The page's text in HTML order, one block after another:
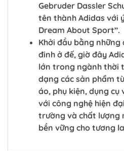
Gebruder Dassler
tên thành Adidas với
Dream About Sport”.
Khởi đầu bằng
đinh ở đế, giờ đây
lớn trong ngành thời
dạng các sản phẩm
áo, phụ kiện, dụng
với công nghệ hiện
trường và chất lượng
bền vững cho tương